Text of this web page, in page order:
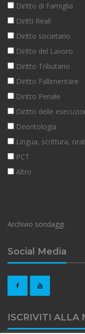
Diritto di Famiglia
Diritti Reali
Diritto societario
Diritto del Lavoro
Diritto Tributario
Diritto Fallimentare
Diritto Penale
Diritto delle
Deontologia
Lingua, scrittura,
PCT
Altro
Archivio sondaggi
Social Media
ISCRIVITI ALLA